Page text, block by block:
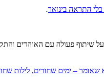
התראה בינואר.
שיתוף פעולה עם האוהדים
– ימים שחורים, לילות